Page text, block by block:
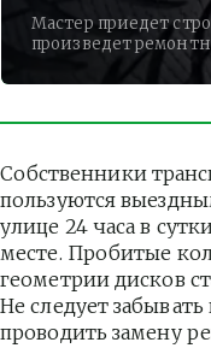
Мастер приедет
произведет
Собственники
пользуются
улице 24 часа в
месте. Пробитые
геометрии дисков
Не следует
проводить замену